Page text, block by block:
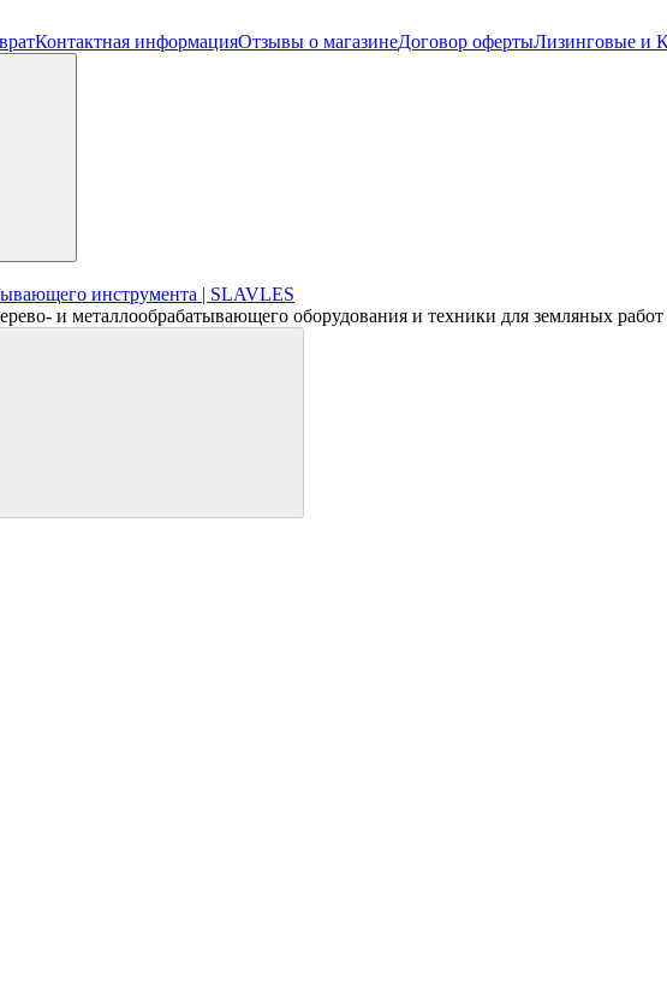
Контактная информацияОтзывы о магазинеДоговор офертыЛизинговые и
и металлообрабатывающего оборудования и техники для земляных работ